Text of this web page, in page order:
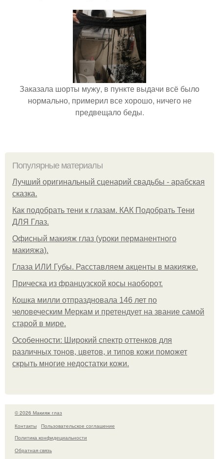
Заказала шорты мужу, в пункте выдачи всё было
нормально, примерил все хорошо, ничего не
предвещало беды.
Популярные материалы
Лучший оригинальный сценарий свадьбы - арабская
сказка.
Как подобрать тени к глазам. КАК Подобрать Тени
ДЛЯ Глаз.
Офисный макияж глаз (уроки перманентного
макияжа).
Глаза ИЛИ Губы. Расставляем акценты в макияже.
Прическа из французской косы наоборот.
Кошка милли отпраздновала 146 лет по
человеческим Меркам и претендует на звание самой
старой в мире.
Особенности: Широкий спектр оттенков для
различных тонов, цветов, и типов кожи поможет
скрыть многие недостатки кожи.
© 2026 Макияж глаз
Контакты
Пользовательское соглашение
Политика конфидециальности
Обратная связь